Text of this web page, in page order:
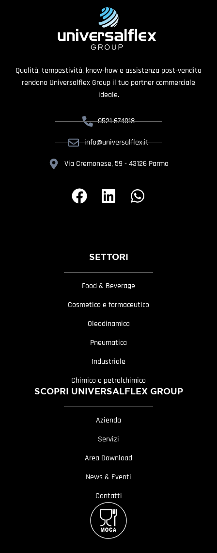
Qualità, tempestività, know-how e assistenza post-vendita
rendono Universalflex Group il tuo partner commerciale
ideale.
0521 674018
info@universalflex.it
Via Cremonese, 59 - 43126 Parma
SETTORI
Food & Beverage
Cosmetico e farmaceutico
Oleodinamica
Pneumatica
Industriale
Chimico e petrolchimico
SCOPRI UNIVERSALFLEX GROUP
Azienda
Servizi
Area Download
News & Eventi
Contatti